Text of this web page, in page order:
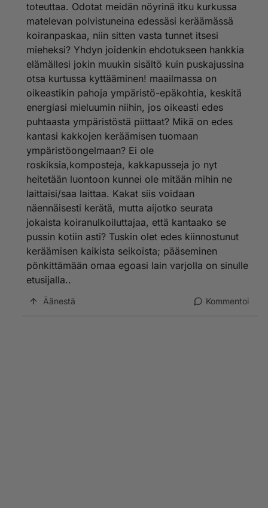
toteuttaa. Odotat meidän nöyrinä itku kurkussa
matelevan polvistuneina edessäsi keräämässä
koiranpaskaa, niin sitten vasta tunnet itsesi
mieheksi? Yhdyn joidenkin ehdotukseen hankkia
elämällesi jokin muukin sisältö kuin puskajussina
otsa kurtussa kyttääminen! maailmassa on
oikeastikin pahoja ympäristö-epäkohtia, keskitä
energiasi mieluumin niihin, jos oikeasti edes
puhtaasta ympäristöstä piittaat? Mikä on edes
kantasi kakkojen keräämisen tuomaan
ympäristöongelmaan? Ei ole
roskiksia,komposteja, kakkapusseja jo nyt
heitetään luontoon kunnei ole mitään mihin ne
laittaisi/saa laittaa. Kakat siis voidaan
näennäisesti kerätä, mutta aijotko seurata
jokaista koiranulkoiluttajaa, että kantaako se
pussin kotiin asti? Tuskin olet edes kiinnostunut
keräämisen kaikista seikoista; pääseminen
pönkittämään omaa egoasi lain varjolla on sinulle
etusijalla..
Äänestä Kommentoi